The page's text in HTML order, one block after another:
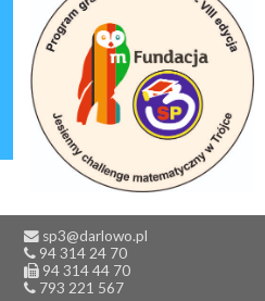
sp3@darlowo.pl
94 314 24 70
94 314 44 70
793 221 567